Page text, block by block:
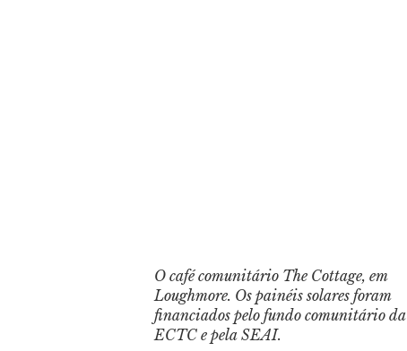
O café comunitário The Cottage, em
Loughmore. Os painéis solares foram
financiados pelo fundo comunitário da
ECTC e pela SEAI.